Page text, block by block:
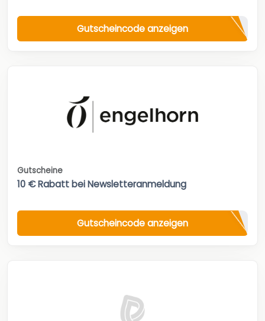
Gutscheincode anzeigen
Gutscheine
10 € Rabatt bei Newsletteranmeldung
Gutscheincode anzeigen